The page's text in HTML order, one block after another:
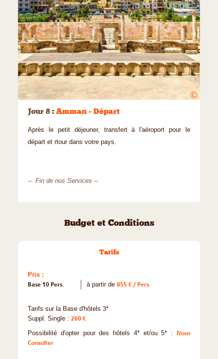
©
Jour 8 : Amman - Départ
Après le petit déjeuner, transfert à l'aéroport pour le
départ et rtour dans votre pays.
-- Fin de nos Services --
Budget et Conditions
Tarifs
Prix :
Base 10 Pers.
à partir de 855 € / Pers.
Tarifs sur la Base d'hôtels 3*
Suppl. Single : 260 €
Possibilité d'opter pour des hôtels 4* et/ou 5* :
Nous
Consulter